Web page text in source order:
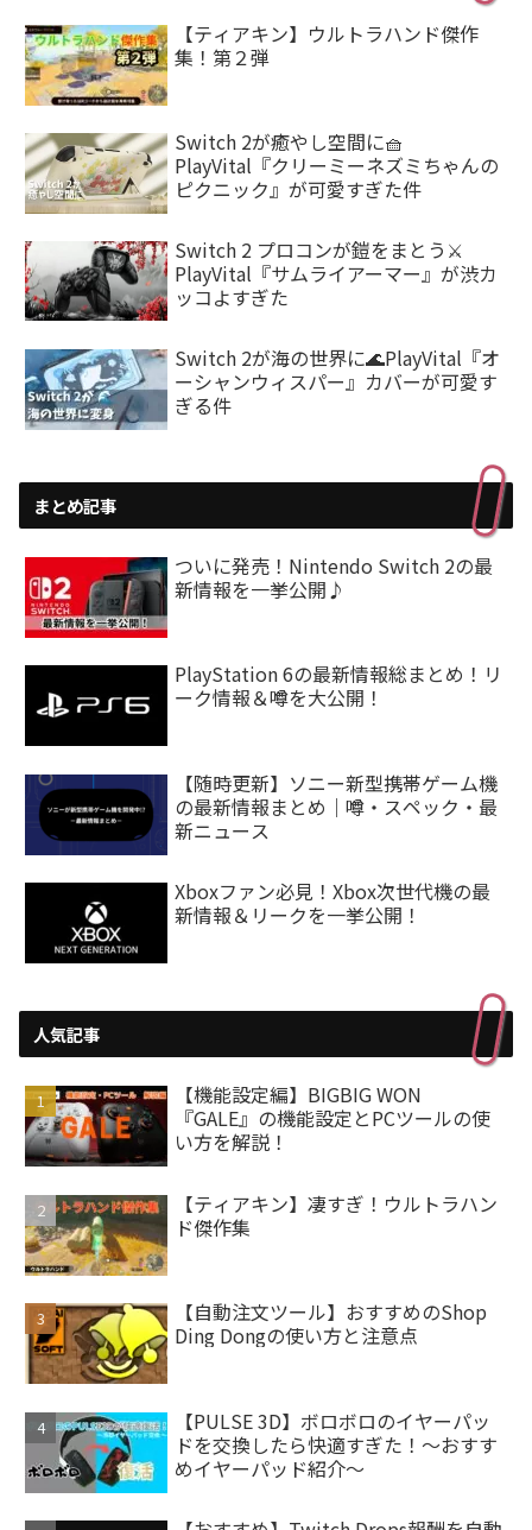
【ティアキン】ウルトラハンド傑作
集！第２弾
Switch 2が癒やし空間に🧺
PlayVital『クリーミーネズミちゃんの
ピクニック』が可愛すぎた件
Switch 2 プロコンが鎧をまとう⚔️
PlayVital『サムライアーマー』が渋カ
ッコよすぎた
Switch 2が海の世界に🌊PlayVital『オ
ーシャンウィスパー』カバーが可愛す
ぎる件
まとめ記事
ついに発売！Nintendo Switch 2の最
新情報を一挙公開♪
PlayStation 6の最新情報総まとめ！リ
ーク情報＆噂を大公開！
【随時更新】ソニー新型携帯ゲーム機
の最新情報まとめ｜噂・スペック・最
新ニュース
Xboxファン必見！Xbox次世代機の最
新情報＆リークを一挙公開！
人気記事
【機能設定編】BIGBIG WON
『GALE』の機能設定とPCツールの使
い方を解説！
【ティアキン】凄すぎ！ウルトラハン
ド傑作集
【自動注文ツール】おすすめのShop
Ding Dongの使い方と注意点
【PULSE 3D】ボロボロのイヤーパッ
ドを交換したら快適すぎた！～おすす
めイヤーパッド紹介～